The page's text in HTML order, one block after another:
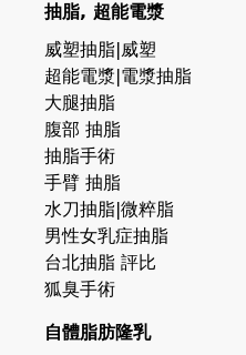
抽脂, 超能電漿
威塑抽脂|威塑
超能電漿|電漿抽脂
大腿抽脂
腹部 抽脂
抽脂手術
手臂 抽脂
水刀抽脂|微粹脂
男性女乳症抽脂
台北抽脂 評比
狐臭手術
自體脂肪隆乳